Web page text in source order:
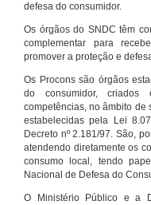
defesa do consumidor.
Os órgãos do SNDC têm
complementar para
promover a proteção e
Os Procons são órgãos
do consumidor, criados
competências, no âmbito de
estabelecidas pela Lei
Decreto nº 2.181/97. São,
atendendo diretamente os
consumo local, tendo
Nacional de Defesa do
O Ministério Público e a